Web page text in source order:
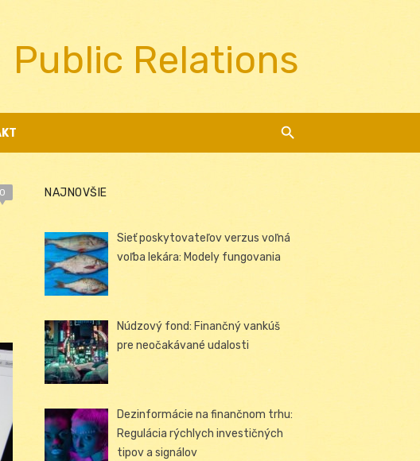
Public Relations
0 NAJNOVŠIE
Sieť poskytovateľov verzus voľná
voľba lekára: Modely fungovania
Núdzový fond: Finančný vankúš
pre neočakávané udalosti
Dezinformácie na finančnom trhu:
Regulácia rýchlych investičných
tipov a signálov